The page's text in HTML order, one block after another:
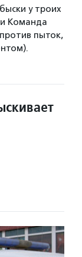
у троих
Команда
пыток,